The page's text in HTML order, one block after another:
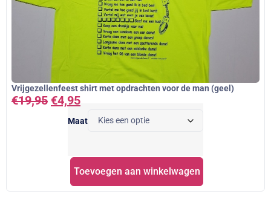
Vrijgezellenfeest shirt met opdrachten voor de man (geel)
€19,95 €4,95
Maat
Toevoegen aan winkelwagen